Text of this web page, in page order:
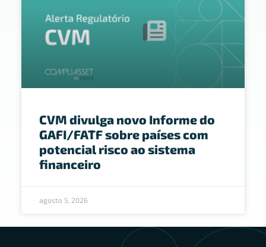
CVM divulga novo Informe do
GAFI/FATF sobre países com
potencial risco ao sistema
financeiro
agosto 5, 2026